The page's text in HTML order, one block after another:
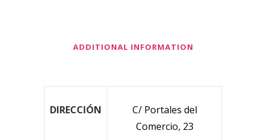
ADDITIONAL INFORMATION
DIRECCIÓN
C/ Portales del
Comercio, 23